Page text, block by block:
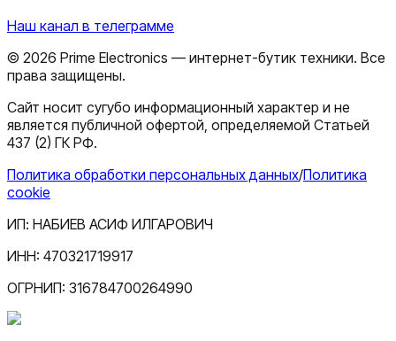
Наш канал в телеграмме
© 2026 Prime Electronics — интернет-бутик техники. Все
права защищены.
Сайт носит сугубо информационный характер и не
является публичной офертой, определяемой Статьей
437 (2) ГК РФ.
Политика обработки персональных данных/Политика
cookie
ИП: НАБИЕВ АСИФ ИЛГАРОВИЧ
ИНН: 470321719917
ОГРНИП: 316784700264990